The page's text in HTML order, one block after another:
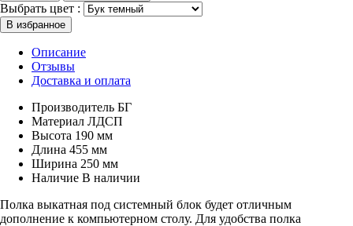
Выбрать цвет :
Описание
Отзывы
Доставка и оплата
Производитель БГ
Материал ЛДСП
Высота 190 мм
Длина 455 мм
Ширина 250 мм
Наличие В наличии
Полка выкатная под системный блок будет отличным
дополнение к компьютерном столу. Для удобства полка